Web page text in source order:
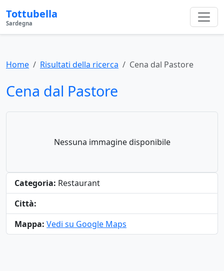
Tottubella
Sardegna
Home Risultati della ricerca Cena dal Pastore
Cena dal Pastore
Nessuna immagine disponibile
Categoria: Restaurant
Città:
Mappa: Vedi su Google Maps